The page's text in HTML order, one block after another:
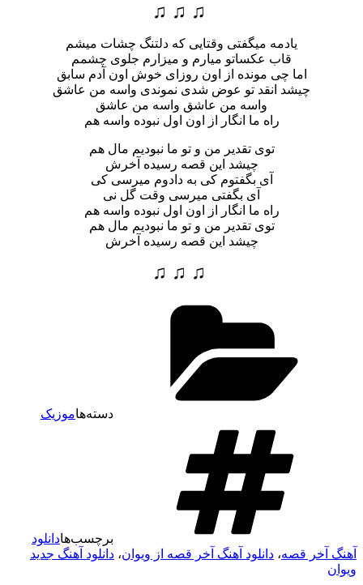
♫ ♫ ♫
یادمه میگفتی وقتایی که دلتنگ چشات میشم
قاب عکساتو میارم و میزارم جلوی چشمم
اما چی مونده از اون روزای خوش اون آدم سابق
چیشد انقد تو عوض شدی نموندی واسه من عاشق
واسه من عاشق واسه من عاشق
راه ما انگار از اون اول نبوده واسه هم
توی تقدیر من و تو ما نبودیم مال هم
چیشد این قصه رسیده آخرش
آی بگفتوم کی به دادوم میرسی کی
آی بگفتی میرسی وقت گل نی
راه ما انگار از اون اول نبوده واسه هم
توی تقدیر من و تو ما نبودیم مال هم
چیشد این قصه رسیده آخرش
♫ ♫ ♫
دسته‌هاموزیک
برچسب‌هادانلود
آهنگ آخر قصه، دانلود آهنگ آخر قصه از ویوان، دانلود آهنگ جدید
ویوان